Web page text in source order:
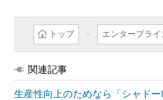
トップ エンタープライ
関連記事
生産性向上のためなら「シャド